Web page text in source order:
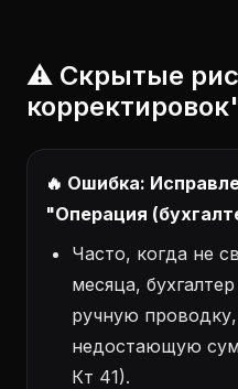
⚠️ Скрытые
🔥 Ошибка:
"Операция
Часто, когда не
месяца,
ручную
недостающую
Кт 41).